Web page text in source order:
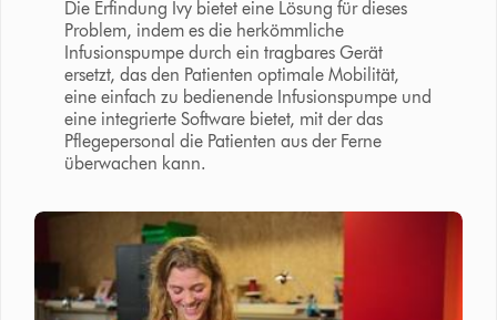
Die Erfindung Ivy bietet eine Lösung für dieses
Problem, indem es die herkömmliche
Infusionspumpe durch ein tragbares Gerät
ersetzt, das den Patienten optimale Mobilität,
eine einfach zu bedienende Infusionspumpe und
eine integrierte Software bietet, mit der das
Pflegepersonal die Patienten aus der Ferne
überwachen kann.